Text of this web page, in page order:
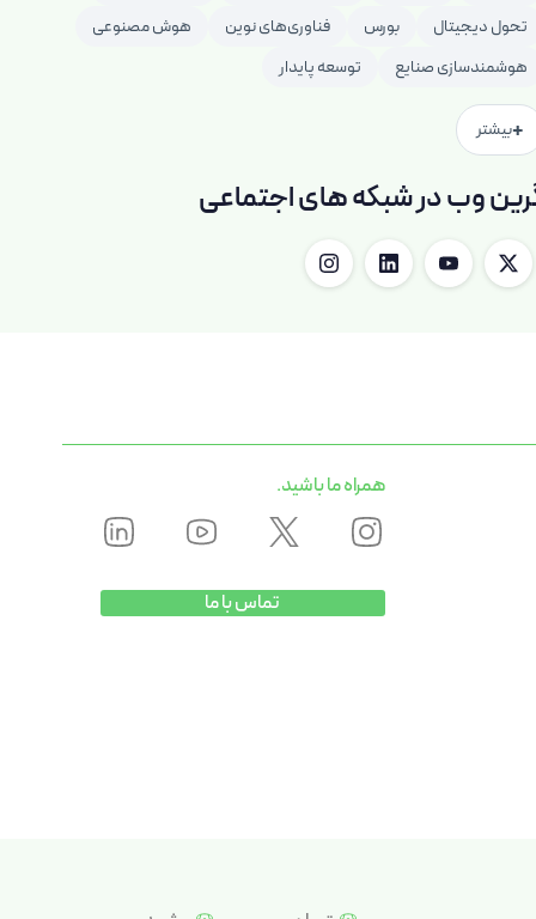
تحول دیجیتال
بورس فناوری‌های نوین
هوش مصنوعی
هوشمندسازی صنایع
توسعه پایدار
+بیشتر
وب در شبکه های اجتماعی
همراه ما باشید.
تماس با ما